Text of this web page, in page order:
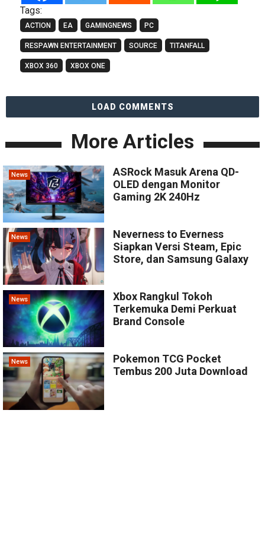
Tags:
ACTION EA GAMINGNEWS PC
RESPAWN ENTERTAINMENT SOURCE TITANFALL
XBOX 360 XBOX ONE
LOAD COMMENTS
More Articles
News
ASRock Masuk Arena QD-
OLED dengan Monitor
Gaming 2K 240Hz
News
Neverness to Everness
Siapkan Versi Steam, Epic
Store, dan Samsung Galaxy
News
Xbox Rangkul Tokoh
Terkemuka Demi Perkuat
Brand Console
News
Pokemon TCG Pocket
Tembus 200 Juta Download